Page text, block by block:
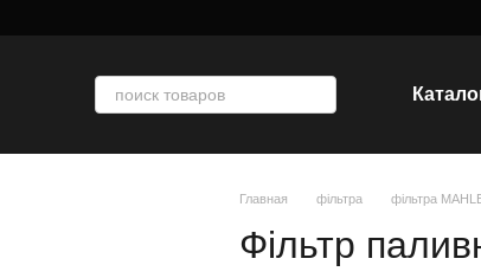
Главная фільтра фільтра
Фільтр